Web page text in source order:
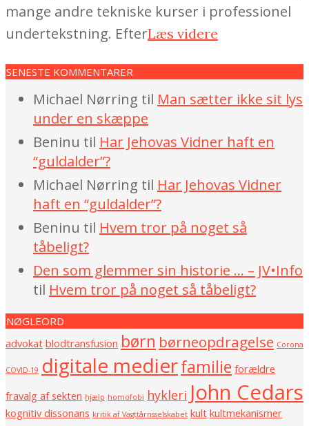
mange andre tekniske kurser i professionel
undertekstning. EfterLæs videre
SENESTE KOMMENTARER
Michael Nørring til Man sætter ikke sit lys
under en skæppe
Beninu til Har Jehovas Vidner haft en
“guldalder”?
Michael Nørring til Har Jehovas Vidner
haft en “guldalder”?
Beninu til Hvem tror på noget så
tåbeligt?
Den som glemmer sin historie … – JV•Info
til Hvem tror på noget så tåbeligt?
NØGLEORD
advokat blodtransfusion børn børneopdragelse Corona
COVID-19 digitale medierfamilie forældre
fravalg af sekten hjælp homofobi hykleri John Cedars
kognitiv dissonans kritik af Vagttårnsselskabet kult kultmekanismer